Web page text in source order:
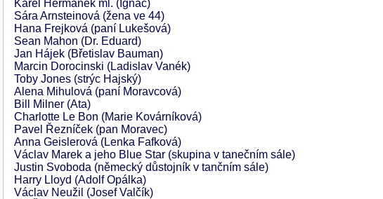
Karel Heřmánek ml. (Ignác)
Sára Arnsteinová (žena ve 44)
Hana Frejková (paní Lukešová)
Sean Mahon (Dr. Eduard)
Jan Hájek (Břetislav Bauman)
Marcin Dorocinski (Ladislav Vanék)
Toby Jones (strýc Hajský)
Alena Mihulová (paní Moravcová)
Bill Milner (Ata)
Charlotte Le Bon (Marie Kovárníková)
Pavel Řezníček (pan Moravec)
Anna Geislerová (Lenka Fafková)
Václav Marek a jeho Blue Star (skupina v tanečním sále)
Justin Svoboda (německý důstojník v tančním sále)
Harry Lloyd (Adolf Opálka)
Václav Neužil (Josef Valčík)